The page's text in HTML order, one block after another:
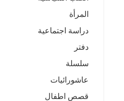
المرأة
دراسة اجتماعية
دفتر
سلسلة
عاشورائيات
قصص اطفال